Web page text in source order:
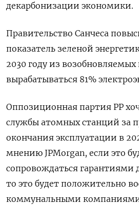
декарбонизации экономики.
Правительство Санчеса
показатель зеленой
2030 году из
вырабатываться 81%
Оппозиционная партия PP
службы атомных станций за
окончания эксплуатации в
мнению JPMorgan, если это
сопровождаться гарантиями
то это будет положительно
коммунальными